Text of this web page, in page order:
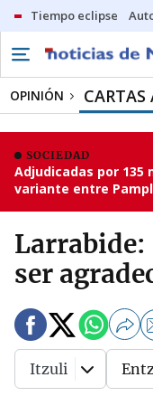
Tiempo eclipse
OPINIÓN CARTAS
SOCIEDAD
Adjudicadas por 135
variante entre
Larrabide:
ser
Itzuli